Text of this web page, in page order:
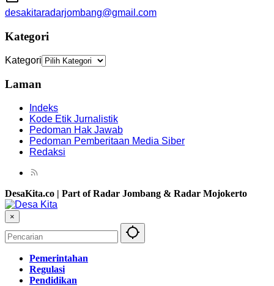
desakitaradarjombang@gmail.com
Kategori
Kategori
Laman
Indeks
Kode Etik Jurnalistik
Pedoman Hak Jawab
Pedoman Pemberitaan Media Siber
Redaksi
DesaKita.co | Part of Radar Jombang & Radar Mojokerto
×
Pemerintahan
Regulasi
Pendidikan